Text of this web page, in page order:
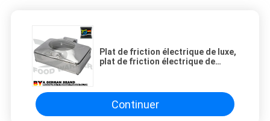
Plat de friction électrique de luxe,
plat de friction électrique de
Continuer